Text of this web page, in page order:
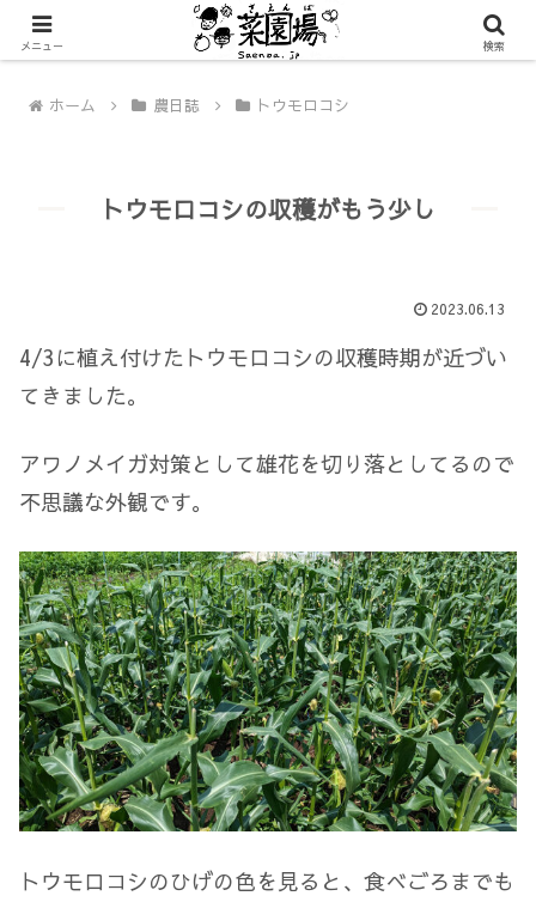
ホーム 農日誌 トウモロコシ
トウモロコシの収穫がもう少し
2023.06.13
4/3に植え付けたトウモロコシの収穫時期が近づい
てきました。
アワノメイガ対策として雄花を切り落としてるので
不思議な外観です。
トウモロコシのひげの色を見ると、食べごろまでも
メニュー 検索